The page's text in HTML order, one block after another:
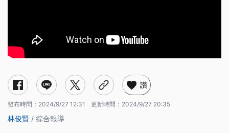
讚
發布時間： 2024/9/27 12:31 更新時間： 2024/9/27 20:35
林俊賢 / 綜合報導